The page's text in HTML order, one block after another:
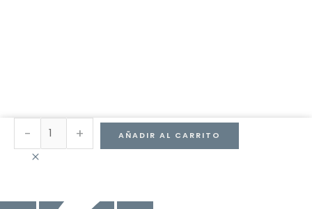
-
BANDEJA
FIBRA
27CM
+ AÑADIR AL CARRITO